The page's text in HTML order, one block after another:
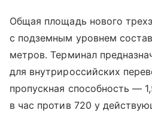
Общая площадь нового
с подземным уровнем
метров. Терминал
для внутрироссийских
пропускная способность —
в час против 720 у